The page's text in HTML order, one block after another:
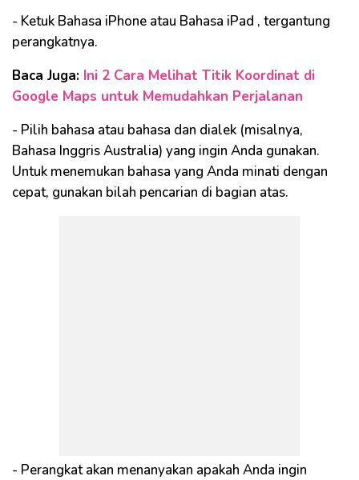
- Ketuk Bahasa iPhone atau Bahasa iPad , tergantung
perangkatnya.
Baca Juga: Ini 2 Cara Melihat Titik Koordinat di
Google Maps untuk Memudahkan Perjalanan
- Pilih bahasa atau bahasa dan dialek (misalnya,
Bahasa Inggris Australia) yang ingin Anda gunakan.
Untuk menemukan bahasa yang Anda minati dengan
cepat, gunakan bilah pencarian di bagian atas.
- Perangkat akan menanyakan apakah Anda ingin